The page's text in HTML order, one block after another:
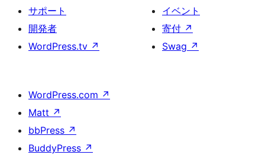
サポート
開発者
WordPress.tv ↗
イベント
寄付 ↗
Swag ↗
WordPress.com ↗
Matt ↗
bbPress ↗
BuddyPress ↗